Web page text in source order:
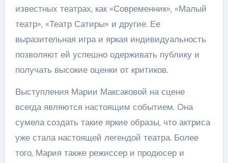
известных театрах, как «Современник», «Малый
театр», «Театр Сатиры» и другие. Ее
выразительная игра и яркая индивидуальность
позволяют ей успешно одерживать публику и
получать высокие оценки от критиков.
Выступления Марии Максаковой на сцене
всегда являются настоящим событием. Она
сумела создать такие яркие образы, что актриса
уже стала настоящей легендой театра. Более
того, Мария также режиссер и продюсер и